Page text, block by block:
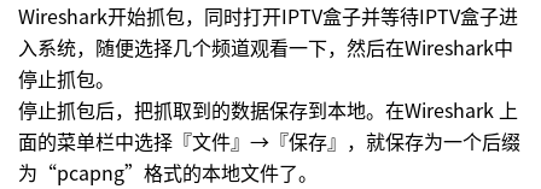
Wireshark开始抓包，同时打开IPTV盒子并等待IPTV盒子进
入系统，随便选择几个频道观看一下，然后在Wireshark中
停止抓包。
停止抓包后，把抓取到的数据保存到本地。在Wireshark 上
面的菜单栏中选择『文件』→『保存』，就保存为一个后缀
为“pcapng”格式的本地文件了。